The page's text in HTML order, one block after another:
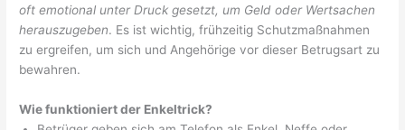
oft emotional unter Druck gesetzt, um Geld oder Wertsachen
herauszugeben. Es ist wichtig, frühzeitig Schutzmaßnahmen
zu ergreifen, um sich und Angehörige vor dieser Betrugsart zu
bewahren.
Wie funktioniert der Enkeltrick?